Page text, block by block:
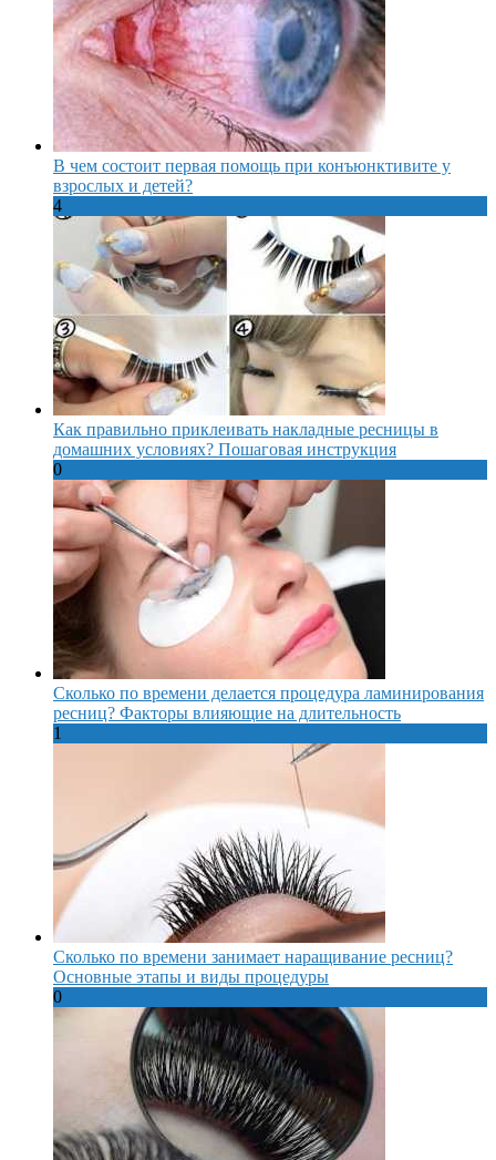
В чем состоит первая помощь при конъюнктивите у
взрослых и детей?
4
Как правильно приклеивать накладные ресницы в
домашних условиях? Пошаговая инструкция
0
Сколько по времени делается процедура ламинирования
ресниц? Факторы влияющие на длительность
1
Сколько по времени занимает наращивание ресниц?
Основные этапы и виды процедуры
0